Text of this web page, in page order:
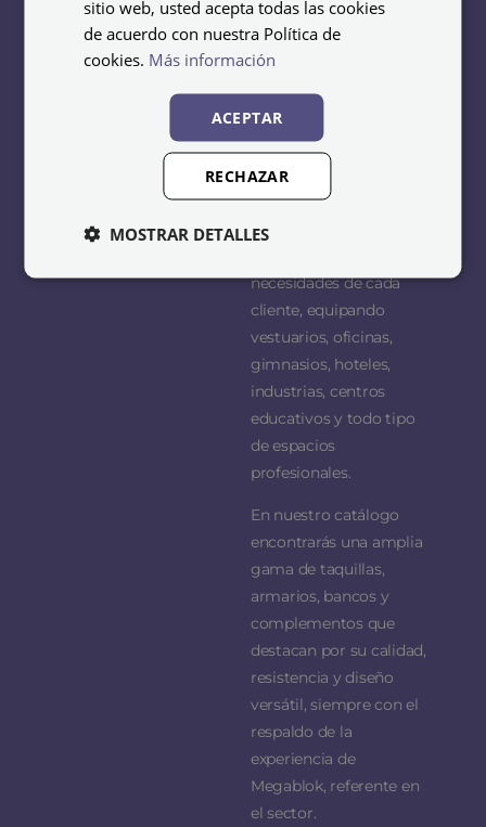
Guarda esquís
Taquillas para oficinas
Lavandería y limpieza
distribución de
mobiliario metálico para
organizaciones y
colectividades.
Nuestro objetivo es
ofrecer soluciones
funcionales y duraderas
necesidades de cada
cliente, equipando
vestuarios, oficinas,
gimnasios, hoteles,
industrias, centros
educativos y todo tipo
de espacios
profesionales.
En nuestro catálogo
encontrarás una amplia
gama de taquillas,
armarios, bancos y
complementos que
destacan por su calidad,
resistencia y diseño
versátil, siempre con el
respaldo de la
experiencia de
Megablok, referente en
el sector.
sitio web, usted acepta todas las cookies
de acuerdo con nuestra Política de
cookies. Más información
ACEPTAR
RECHAZAR
MOSTRAR DETALLES